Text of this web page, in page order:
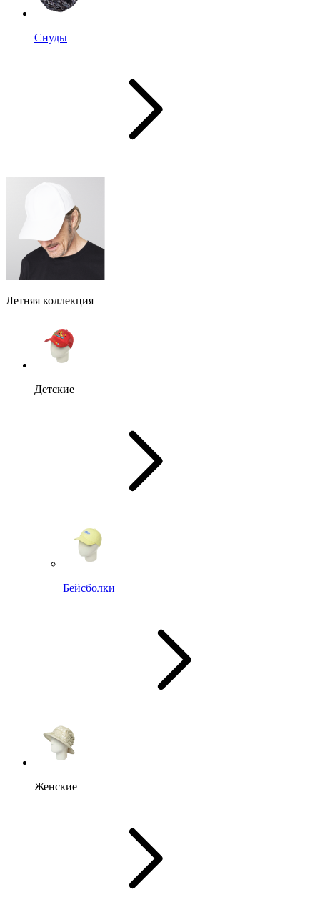
Снуды
Летняя коллекция
Детские
Бейсболки
Женские